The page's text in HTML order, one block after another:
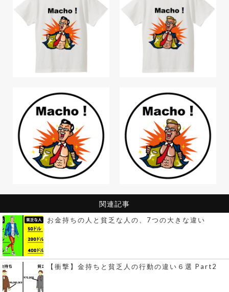
関連記事
お金持ちの人と貧乏な人の、7つの大きな違い
【衝撃】金持ちと貧乏人の行動の違い６選 Part2